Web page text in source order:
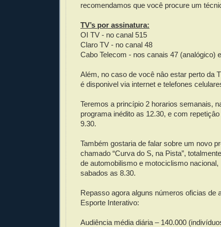
recomendamos que você procure um
TV’s por assinatura:
OI TV - no canal 515
Claro TV - no canal 48
Cabo Telecom - nos canais 47 (analógico)
Além, no caso de você nâo estar perto da
é disponivel via internet e telefones
Teremos a princípio 2 horarios semanais,
programa inédito as 12.30, e com
9.30.
Também gostaria de falar sobre um novo
chamado “Curva do S, na Pista”,
de automobilismo e motociclismo nacional,
sabados as 8.30.
Repasso agora alguns números oficias de
Esporte Interativo:
Audiência média diária – 140.000